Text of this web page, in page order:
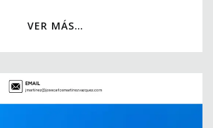
VER MÁS…